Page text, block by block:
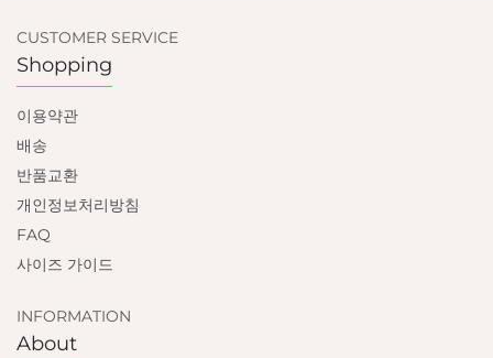
CUSTOMER SERVICE
Shopping
이용약관
배송
반품교환
개인정보처리방침
FAQ
사이즈 가이드
INFORMATION
About